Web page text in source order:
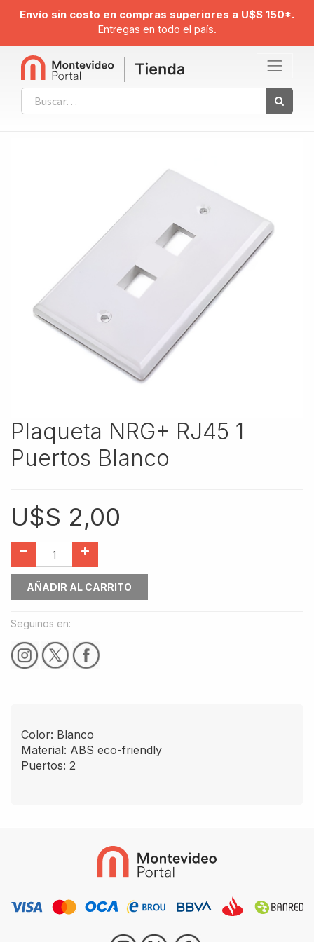
Envío sin costo en compras superiores a U$S 150*.
Entregas en todo el país.
Plaqueta NRG+ RJ45 1
Puertos Blanco
U$S 2,00
AÑADIR AL CARRITO
Seguinos en:
Color: Blanco
Material: ABS eco-friendly
Puertos: 2